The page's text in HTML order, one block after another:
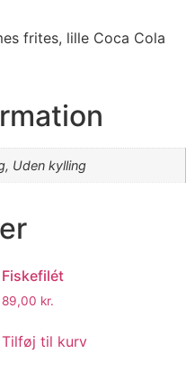
frites, lille Coca Cola
Uden kylling
Fiskefilét
89,00 kr.
Tilføj til kurv